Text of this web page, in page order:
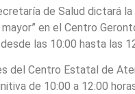
de Salud dictará la
en el Centro
las 10:00 hasta las
del Centro Estatal de
de 10:00 a 12:00